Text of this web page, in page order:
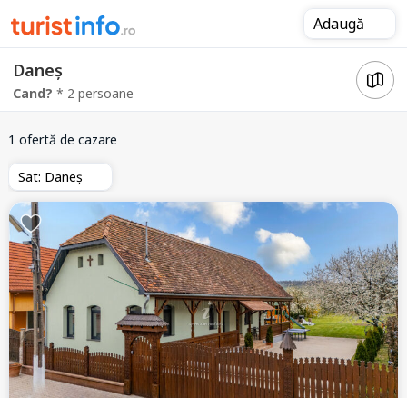
Adaugă
Daneș
Cand? * 2 persoane
1 ofertă de cazare
Sat: Daneș